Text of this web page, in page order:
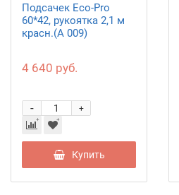
Подсачек Eco-Pro
60*42, рукоятка 2,1 м
красн.(А 009)
4 640 руб.
+
-
Купить